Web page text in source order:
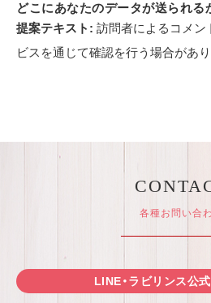
どこにあなたのデータが送られる
提案テキスト: 訪問者によるコメン
ビスを通じて確認を行う場合があり
各種お問い合
LINE・ラビリンス公